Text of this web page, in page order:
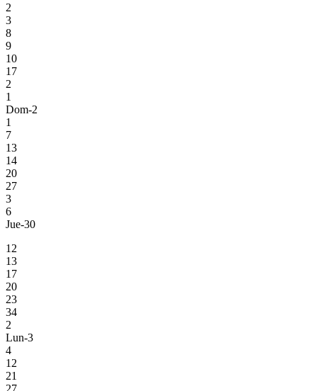
2
3
8
9
10
17
2
1
Dom-2
1
7
13
14
20
27
3
6
Jue-30
12
13
17
20
23
34
2
Lun-3
4
12
21
27